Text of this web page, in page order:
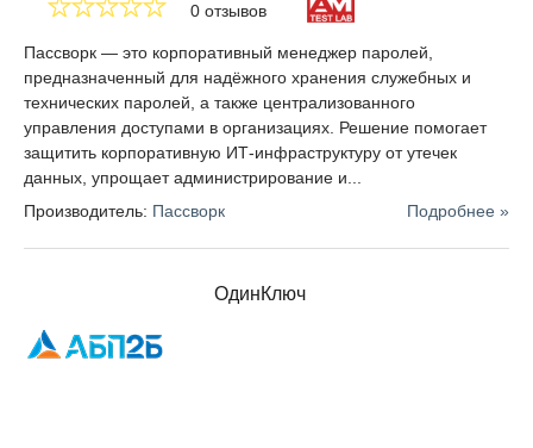
0 отзывов
Пассворк — это корпоративный менеджер паролей,
предназначенный для надёжного хранения служебных и
технических паролей, а также централизованного
управления доступами в организациях. Решение помогает
защитить корпоративную ИТ-инфраструктуру от утечек
данных, упрощает администрирование и...
Производитель: Пассворк Подробнее »
ОдинКлюч